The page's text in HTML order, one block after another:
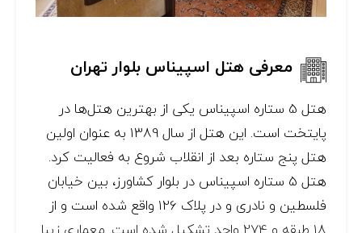
معرفی هتل اسپیناس بلوار تهران
هتل 5 ستاره اسپیناس یکی از بهترین هتل‌ها در
پایتخت است. این هتل از سال 1389 به عنوان اولین
هتل پنج ستاره بعد از انقلاب شروع به فعالیت کرد.
هتل 5 ستاره اسپیناس در بلوار کشاورز، بین خیابان
فلسطین و نادری و در پلاک 126 واقع شده است و از